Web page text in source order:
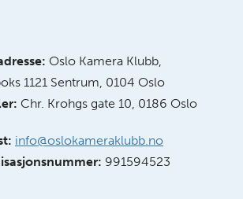
Oslo Kamera Klubb,
1121 Sentrum, 0104 Oslo
Chr. Krohgs gate 10, 0186 Oslo
info@oslokameraklubb.no
991594523